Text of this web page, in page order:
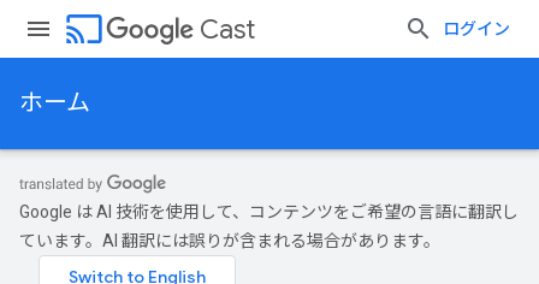
cast Cast ログイン
ホーム
Google は AI 技術を使用して、コンテンツをご希望の言語に翻訳し
ています。AI 翻訳には誤りが含まれる場合があります。